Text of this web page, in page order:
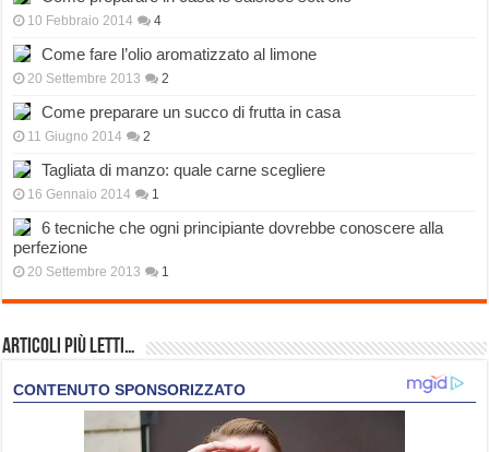
10 Febbraio 2014 4
Come fare l’olio aromatizzato al limone
20 Settembre 2013 2
Come preparare un succo di frutta in casa
11 Giugno 2014 2
Tagliata di manzo: quale carne scegliere
16 Gennaio 2014 1
6 tecniche che ogni principiante dovrebbe conoscere alla
perfezione
20 Settembre 2013 1
Articoli più Letti…